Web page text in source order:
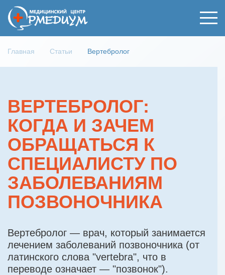
Главная Статьи Вертебролог
ВЕРТЕБРОЛОГ:
КОГДА И ЗАЧЕМ
ОБРАЩАТЬСЯ К
СПЕЦИАЛИСТУ ПО
ЗАБОЛЕВАНИЯМ
ПОЗВОНОЧНИКА
Вертебролог — врач, который занимается
лечением заболеваний позвоночника (от
латинского слова "vertebra", что в
переводе означает — "позвонок").